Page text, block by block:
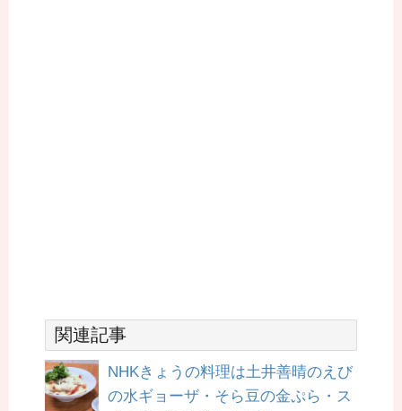
関連記事
NHKきょうの料理は土井善晴のえび
の水ギョーザ・そら豆の金ぷら・ス